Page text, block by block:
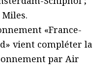
«France-
vient compléter la
par Air